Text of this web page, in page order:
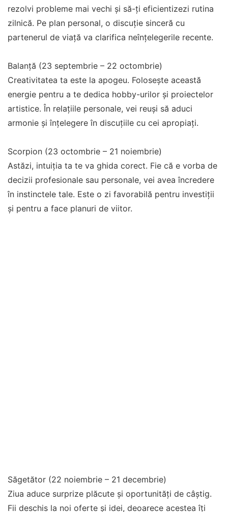
rezolvi probleme mai vechi și să-ți eficientizezi rutina
zilnică. Pe plan personal, o discuție sinceră cu
partenerul de viață va clarifica neînțelegerile recente.
Balanță (23 septembrie – 22 octombrie)
Creativitatea ta este la apogeu. Folosește această
energie pentru a te dedica hobby-urilor și proiectelor
artistice. În relațiile personale, vei reuși să aduci
armonie și înțelegere în discuțiile cu cei apropiați.
Scorpion (23 octombrie – 21 noiembrie)
Astăzi, intuiția ta te va ghida corect. Fie că e vorba de
decizii profesionale sau personale, vei avea încredere
în instinctele tale. Este o zi favorabilă pentru investiții
și pentru a face planuri de viitor.
Săgetător (22 noiembrie – 21 decembrie)
Ziua aduce surprize plăcute și oportunități de câștig.
Fii deschis la noi oferte și idei, deoarece acestea îți